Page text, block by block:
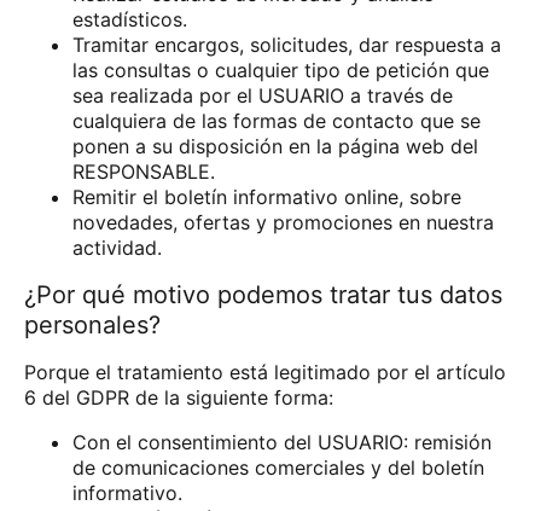
estadísticos.
Tramitar encargos, solicitudes, dar respuesta a
las consultas o cualquier tipo de petición que
sea realizada por el USUARIO a través de
cualquiera de las formas de contacto que se
ponen a su disposición en la página web del
RESPONSABLE.
Remitir el boletín informativo online, sobre
novedades, ofertas y promociones en nuestra
actividad.
¿Por qué motivo podemos tratar tus datos
personales?
Porque el tratamiento está legitimado por el artículo
6 del GDPR de la siguiente forma:
Con el consentimiento del USUARIO: remisión
de comunicaciones comerciales y del boletín
informativo.